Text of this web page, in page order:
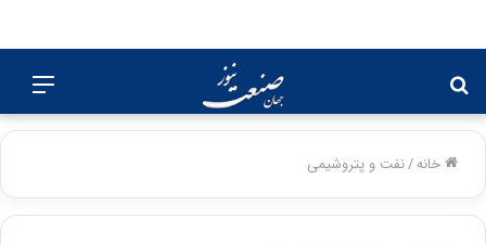
برای
خانه/نفت و پتروشیمی